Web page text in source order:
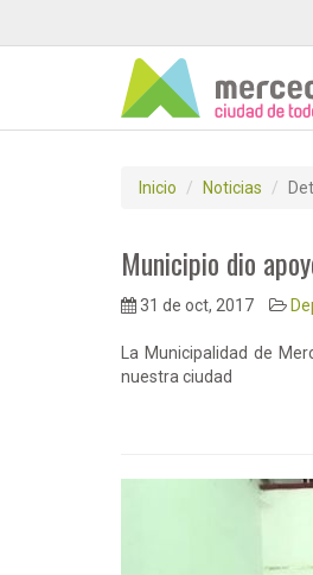
Inicio Noticias
Municipio dio
31 de oct, 2017
La Municipalidad de
nuestra ciudad